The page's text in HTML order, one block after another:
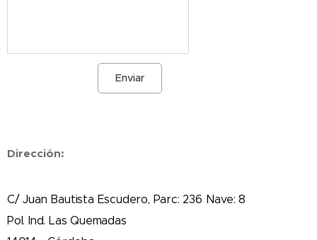
Enviar
Dirección:
C/ Juan Bautista Escudero, Parc: 236 Nave: 8
Pol. Ind. Las Quemadas